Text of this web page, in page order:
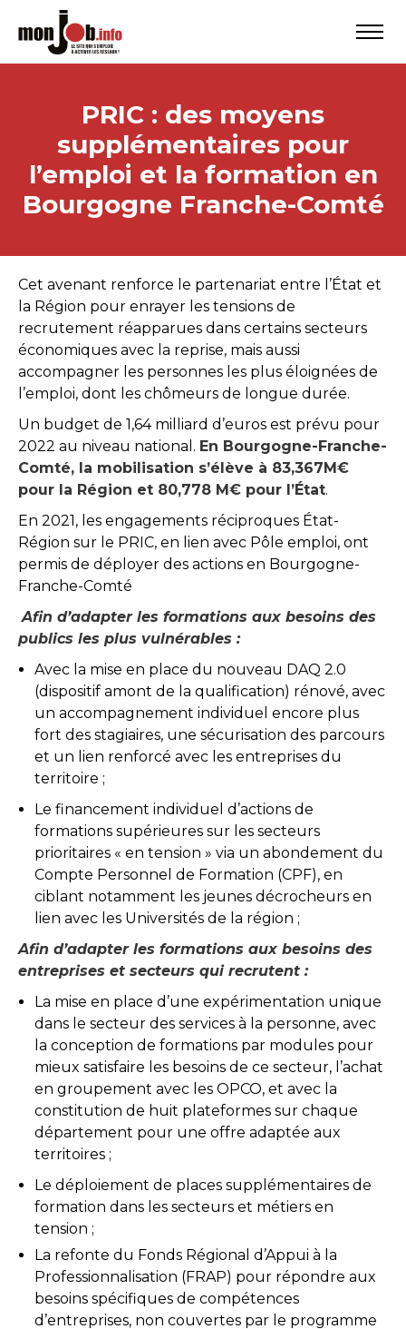
PRIC : des moyens
supplémentaires pour
l’emploi et la formation en
Bourgogne Franche-Comté
Cet avenant renforce le partenariat entre l’État et
la Région pour enrayer les tensions de
recrutement réapparues dans certains secteurs
économiques avec la reprise, mais aussi
accompagner les personnes les plus éloignées de
l’emploi, dont les chômeurs de longue durée.
Un budget de 1,64 milliard d’euros est prévu pour
2022 au niveau national. En Bourgogne-Franche-
Comté, la mobilisation s’élève à 83,367M€
pour la Région et 80,778 M€ pour l’État.
En 2021, les engagements réciproques État-
Région sur le PRIC, en lien avec Pôle emploi, ont
permis de déployer des actions en Bourgogne-
Franche-Comté
Afin d’adapter les formations aux besoins des
publics les plus vulnérables :
Avec la mise en place du nouveau DAQ 2.0
(dispositif amont de la qualification) rénové, avec
un accompagnement individuel encore plus
fort des stagiaires, une sécurisation des parcours
et un lien renforcé avec les entreprises du
territoire ;
Le financement individuel d’actions de
formations supérieures sur les secteurs
prioritaires « en tension » via un abondement du
Compte Personnel de Formation (CPF), en
ciblant notamment les jeunes décrocheurs en
lien avec les Universités de la région ;
Afin d’adapter les formations aux besoins des
entreprises et secteurs qui recrutent :
La mise en place d’une expérimentation unique
dans le secteur des services à la personne, avec
la conception de formations par modules pour
mieux satisfaire les besoins de ce secteur, l’achat
en groupement avec les OPCO, et avec la
constitution de huit plateformes sur chaque
département pour une offre adaptée aux
territoires ;
Le déploiement de places supplémentaires de
formation dans les secteurs et métiers en
tension ;
La refonte du Fonds Régional d’Appui à la
Professionnalisation (FRAP) pour répondre aux
besoins spécifiques de compétences
d’entreprises, non couvertes par le programme